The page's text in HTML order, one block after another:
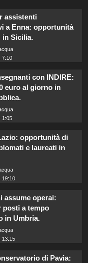
assistenti
a Enna: opportunità
in Sicilia.
7:10
con INDIRE:
euro al giorno in
1:05
opportunità di
e laureati in
19:10
assume operai:
posti a tempo
in Umbria.
13:15
di Pavia: